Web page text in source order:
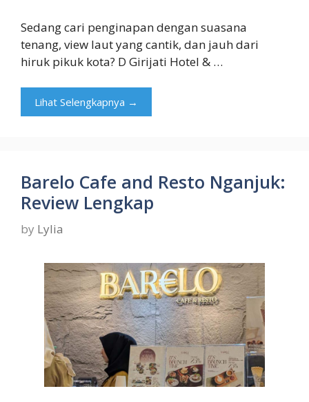
Sedang cari penginapan dengan suasana
tenang, view laut yang cantik, dan jauh dari
hiruk pikuk kota? D Girijati Hotel & …
Lihat Selengkapnya →
Barelo Cafe and Resto Nganjuk:
Review Lengkap
by Lylia